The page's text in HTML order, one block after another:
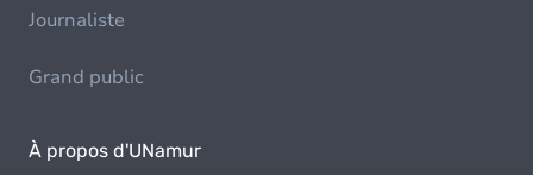
Journaliste
Grand public
À propos d'UNamur